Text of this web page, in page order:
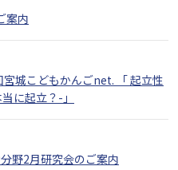
案内
城こどもかんごnet. 「 起立性
に起立？-」
野2月研究会のご案内